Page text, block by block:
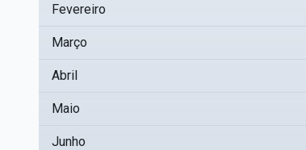
Fevereiro
Março
Abril
Maio
Junho